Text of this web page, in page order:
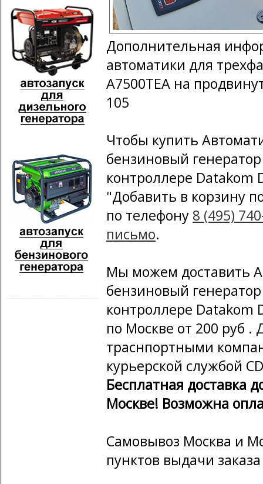
Дополнительная
автоматики для
A7500TEA на
105
Чтобы купить
бензиновый
контроллере Datakom
"Добавить в корзину
по телефону 8 (495)
письмо.
Мы можем доставить
бензиновый
контроллере Datakom
по Москве от 200 руб .
траснпортными
курьерской службой
Бесплатная доставка
Москве! Возможна
Самовывоз Москва и
пунктов выдачи заказа